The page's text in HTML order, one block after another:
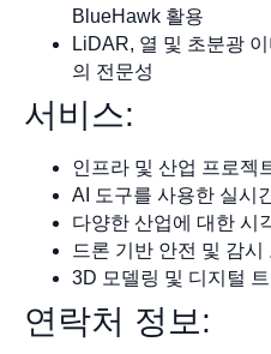
BlueHawk 활용
LiDAR, 열 및 초분광
의 전문성
서비스:
인프라 및 산업 프로젝
AI 도구를 사용한 실시
다양한 산업에 대한 시
드론 기반 안전 및 감시
3D 모델링 및 디지털
연락처 정보: